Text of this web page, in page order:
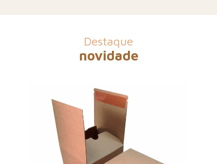
Destaque
novidade